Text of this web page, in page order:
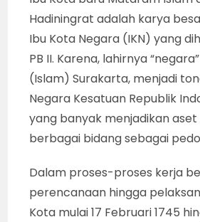
Hadiningrat adalah karya
Ibu Kota Negara (IKN) yang
PB II. Karena, lahirnya
(Islam) Surakarta, menjadi
Negara Kesatuan Republik
yang banyak menjadikan
berbagai bidang sebagai
Dalam proses-proses kerja
perencanaan hingga
Kota mulai 17 Februari 1745